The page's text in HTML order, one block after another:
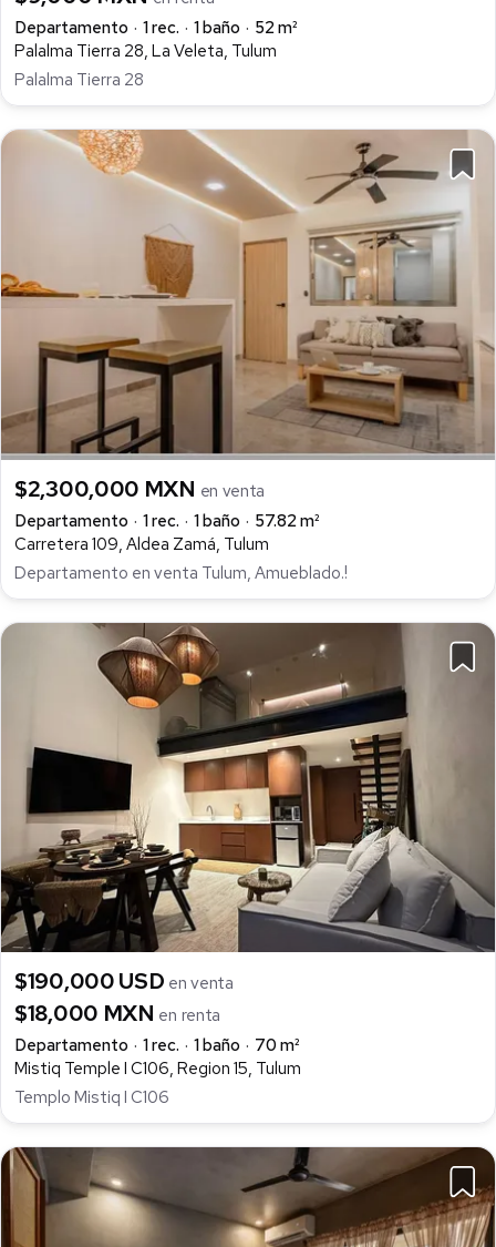
Departamento
1 rec. 1 baño
52 m²
Palalma Tierra 28, La Veleta, Tulum
Palalma Tierra 28
$2,300,000 MXN en venta
Departamento
1 rec. 1 baño
57.82 m²
Carretera 109, Aldea Zamá, Tulum
Departamento en venta Tulum, Amueblado.!
$190,000 USD en venta
$18,000 MXN en renta
Departamento
1 rec. 1 baño
70 m²
Mistiq Temple I C106, Region 15, Tulum
Templo Mistiq I C106